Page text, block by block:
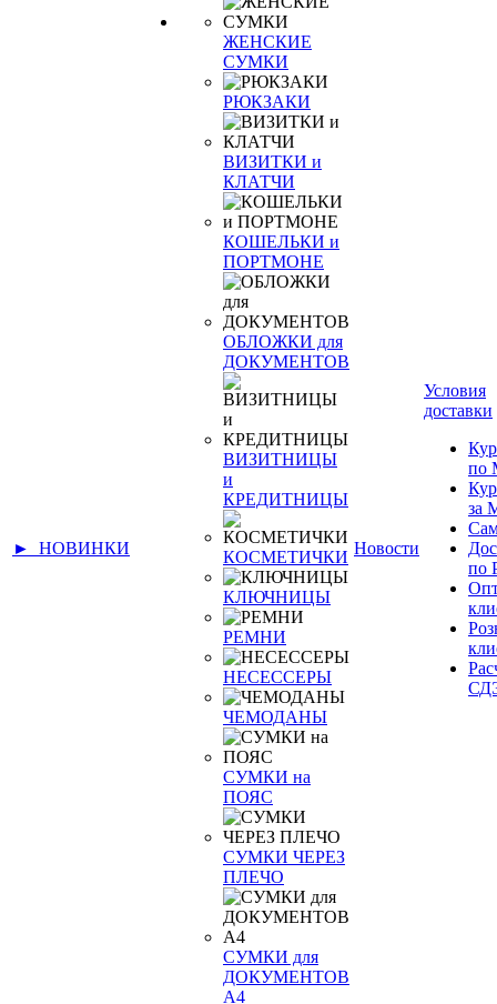
► НОВИНКИ
ЖЕНСКИЕ
СУМКИ
РЮКЗАКИ
ВИЗИТКИ и
КЛАТЧИ
КОШЕЛЬКИ и
ПОРТМОНЕ
ОБЛОЖКИ для
ДОКУМЕНТОВ
ВИЗИТНИЦЫ
и
КРЕДИТНИЦЫ
КОСМЕТИЧКИ
КЛЮЧНИЦЫ
РЕМНИ
НЕСЕССЕРЫ
ЧЕМОДАНЫ
СУМКИ на
ПОЯС
СУМКИ ЧЕРЕЗ
ПЛЕЧО
СУМКИ для
ДОКУМЕНТОВ
А4
Новости
Условия
доставки
по
за
по